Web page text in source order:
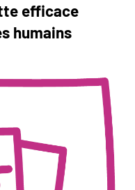
efficace
humains